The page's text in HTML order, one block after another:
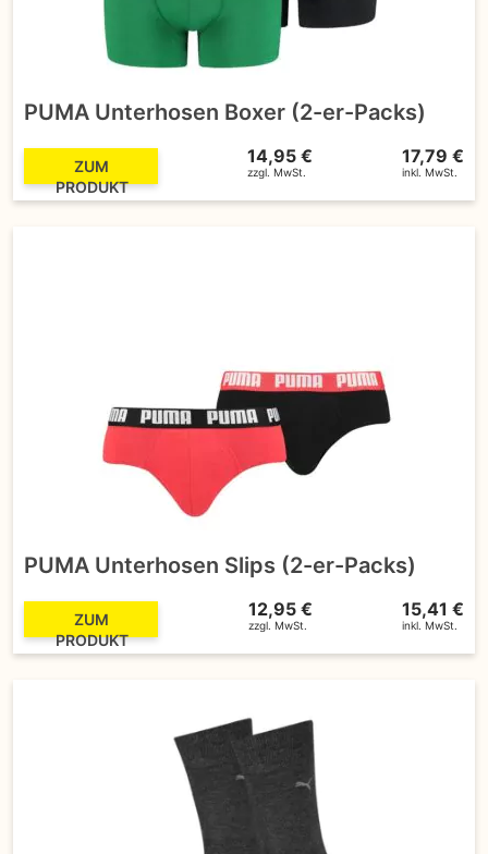
PUMA Unterhosen Boxer (2-er-Packs)
ZUM
PRODUKT
14,95 €
zzgl. MwSt.
17,79 €
inkl. MwSt.
PUMA Unterhosen Slips (2-er-Packs)
ZUM
PRODUKT
12,95 €
zzgl. MwSt.
15,41 €
inkl. MwSt.